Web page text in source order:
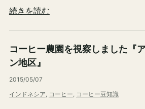
続きを読む
コーヒー農園を視察しました『
ン地区』
2015/05/07
インドネシア, コーヒー, コーヒー豆知識